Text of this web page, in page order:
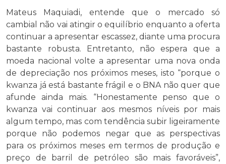
Mateus Maquiadi, entende que o mercado só
cambial não vai atingir o equilíbrio enquanto a oferta
continuar a apresentar escassez, diante uma procura
bastante robusta. Entretanto, não espera que a
moeda nacional volte a apresentar uma nova onda
de depreciação nos próximos meses, isto “porque o
kwanza já está bastante frágil e o BNA não quer que
afunde ainda mais. “Honestamente penso que o
kwanza vai continuar aos mesmos níveis por mais
algum tempo, mas com tendência subir ligeiramente
porque não podemos negar que as perspectivas
para os próximos meses em termos de produção e
preço de barril de petróleo são mais favoráveis”,